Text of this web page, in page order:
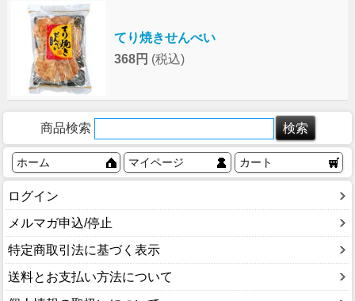
てり焼きせんべい
368円 (税込)
商品検索
ホーム マイページ カート
ログイン
メルマガ申込/停止
特定商取引法に基づく表示
送料とお支払い方法について